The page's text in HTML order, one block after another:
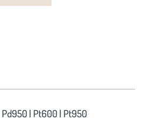
Pd950 | Pt600 | Pt950